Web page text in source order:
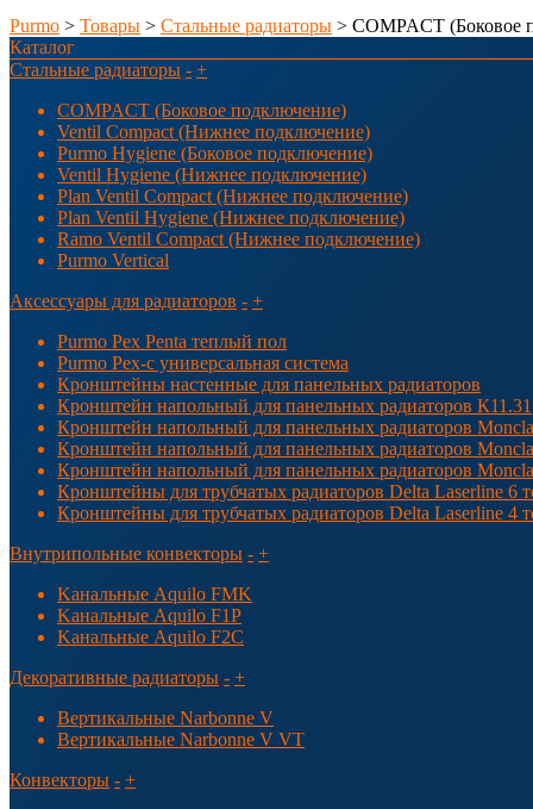
Purmo > Товары > Стальные радиаторы > COMPACT (Боковое
Каталог
Стальные радиаторы - +
COMPACT (Боковое подключение)
Ventil Compact (Нижнее подключение)
Purmo Hygiene (Боковое подключение)
Ventil Hygiene (Нижнее подключение)
Plan Ventil Compact (Нижнее подключение)
Plan Ventil Hygiene (Нижнее подключение)
Ramo Ventil Compact (Нижнее подключение)
Purmo Vertical
Аксессуары для радиаторов - +
Purmo Pex Penta теплый пол
Purmo Pex-c универсальная система
Кронштейны настенные для панельных радиаторов
Кронштейн напольный для панельных радиаторов К11.31
Кронштейн напольный для панельных радиаторов
Кронштейн напольный для панельных радиаторов
Кронштейн напольный для панельных радиаторов
Кронштейны для трубчатых радиаторов Delta Laserline 6
Кронштейны для трубчатых радиаторов Delta Laserline 4
Внутрипольные конвекторы - +
Kанальные Aquilo FMK
Kанальные Aquilo F1P
Kанальные Aquilo F2C
Декоративные радиаторы - +
Вертикальные Narbonne V
Вертикальные Narbonne V VT
Конвекторы - +